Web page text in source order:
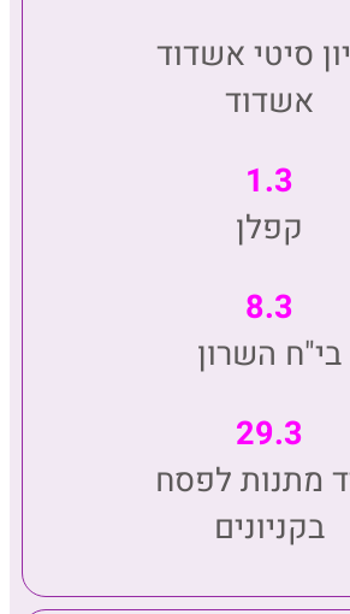
סיטי אשדוד
אשדוד
1.3
קפלן
8.3
בי"ח השרון
29.3
מתנות לפסח
בקניונים